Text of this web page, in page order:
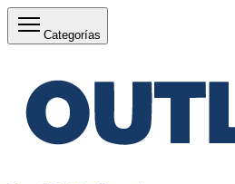
Categorías